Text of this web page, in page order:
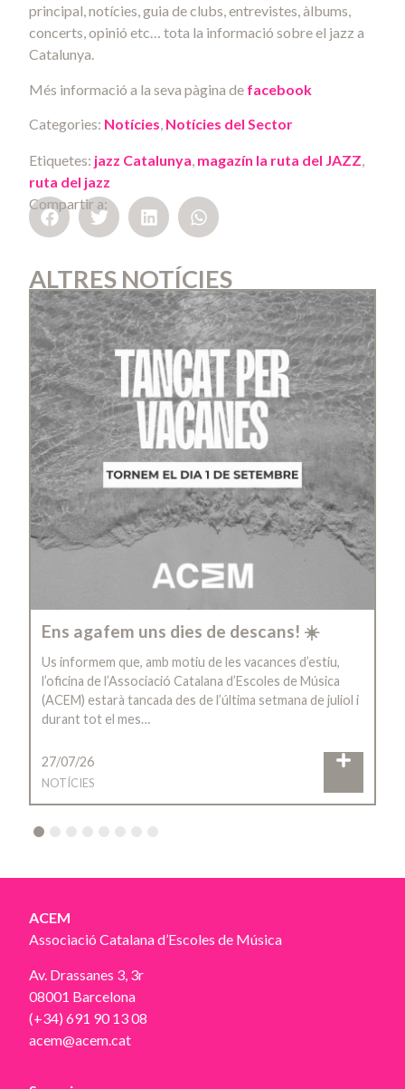
principal, notícies, guia de clubs, entrevistes, àlbums,
concerts, opinió etc… tota la informació sobre el jazz a
Catalunya.
Més informació a la seva pàgina de facebook
Categories: Notícies, Notícies del Sector
Etiquetes: jazz Catalunya, magazín la ruta del JAZZ,
ruta del jazz
Compartir a:
ALTRES NOTÍCIES
Ens agafem uns dies de descans! ☀️
Us informem que, amb motiu de les vacances d’estiu,
l’oficina de l’Associació Catalana d’Escoles de Música
(ACEM) estarà tancada des de l’última setmana de juliol i
durant tot el mes…
27/07/26
NOTÍCIES
4 5 6 7 8
ACEM
Associació Catalana d’Escoles de Música
Av. Drassanes 3, 3r
08001 Barcelona
(+34) 691 90 13 08
acem@acem.cat